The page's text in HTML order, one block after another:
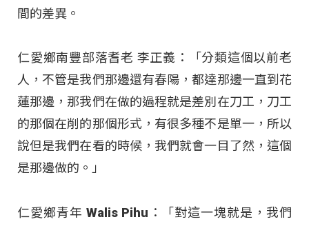
間的差異。
仁愛鄉南豐部落耆老 李正義：「分類這個以前老
人，不管是我們那邊還有春陽，都達那邊一直到花
蓮那邊，那我們在做的過程就是差別在刀工，刀工
的那個在削的那個形式，有很多種不是單一，所以
說但是我們在看的時候，我們就會一目了然，這個
是那邊做的。」
仁愛鄉青年 Walis Pihu：「對這一塊就是，我們